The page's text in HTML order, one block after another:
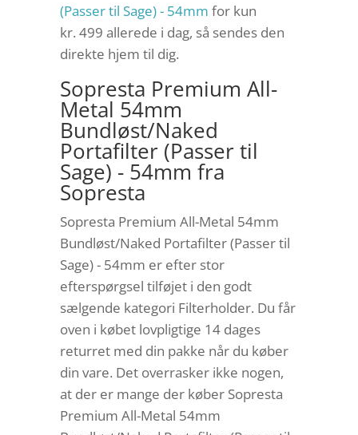
(Passer til Sage) - 54mm for kun
kr. 499 allerede i dag, så sendes den
direkte hjem til dig.
Sopresta Premium All-
Metal 54mm
Bundløst/Naked
Portafilter (Passer til
Sage) - 54mm fra
Sopresta
Sopresta Premium All-Metal 54mm
Bundløst/Naked Portafilter (Passer til
Sage) - 54mm er efter stor
efterspørgsel tilføjet i den godt
sælgende kategori Filterholder. Du får
oven i købet lovpligtige 14 dages
returret med din pakke når du køber
din vare. Det overrasker ikke nogen,
at der er mange der køber Sopresta
Premium All-Metal 54mm